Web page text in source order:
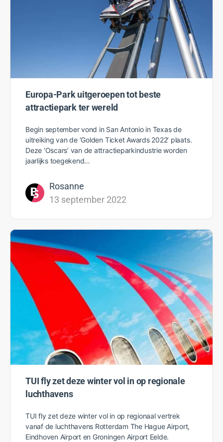
Europa-Park uitgeroepen tot beste
attractiepark ter wereld
Begin september vond in San Antonio in Texas de
uitreiking van de ‘Golden Ticket Awards 2022’ plaats.
Deze ‘Oscars’ van de attractieparkindustrie worden
jaarlijks toegekend…
Rosanne
13 september 2022
TUI fly zet deze winter vol in op regionale
luchthavens
TUI fly zet deze winter vol in op regionaal vertrek
vanaf de luchthavens Rotterdam The Hague Airport,
Eindhoven Airport en Groningen Airport Eelde.